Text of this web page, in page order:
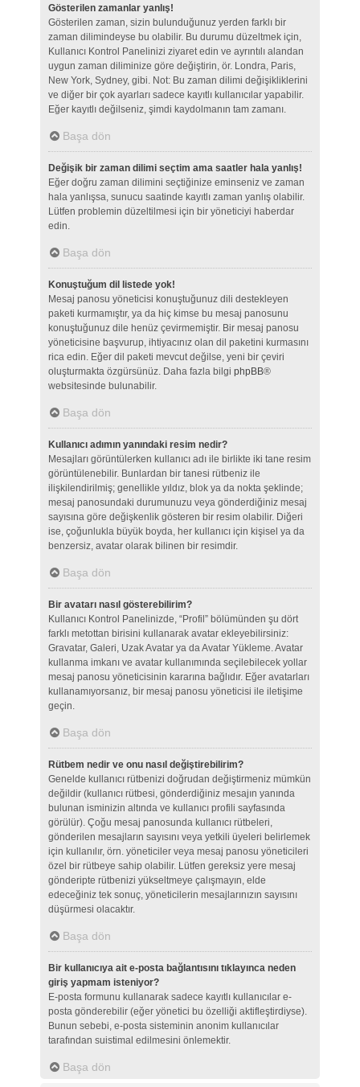
Gösterilen zamanlar yanlış!
Gösterilen zaman, sizin bulunduğunuz yerden farklı bir
zaman dilimindeyse bu olabilir. Bu durumu düzeltmek için,
Kullanıcı Kontrol Panelinizi ziyaret edin ve ayrıntılı alandan
uygun zaman diliminize göre değiştirin, ör. Londra, Paris,
New York, Sydney, gibi. Not: Bu zaman dilimi değişikliklerini
ve diğer bir çok ayarları sadece kayıtlı kullanıcılar yapabilir.
Eğer kayıtlı değilseniz, şimdi kaydolmanın tam zamanı.
Başa dön
Değişik bir zaman dilimi seçtim ama saatler hala yanlış!
Eğer doğru zaman dilimini seçtiğinize eminseniz ve zaman
hala yanlışsa, sunucu saatinde kayıtlı zaman yanlış olabilir.
Lütfen problemin düzeltilmesi için bir yöneticiyi haberdar
edin.
Başa dön
Konuştuğum dil listede yok!
Mesaj panosu yöneticisi konuştuğunuz dili destekleyen
paketi kurmamıştır, ya da hiç kimse bu mesaj panosunu
konuştuğunuz dile henüz çevirmemiştir. Bir mesaj panosu
yöneticisine başvurup, ihtiyacınız olan dil paketini kurmasını
rica edin. Eğer dil paketi mevcut değilse, yeni bir çeviri
oluşturmakta özgürsünüz. Daha fazla bilgi phpBB®
websitesinde bulunabilir.
Başa dön
Kullanıcı adımın yanındaki resim nedir?
Mesajları görüntülerken kullanıcı adı ile birlikte iki tane resim
görüntülenebilir. Bunlardan bir tanesi rütbeniz ile
ilişkilendirilmiş; genellikle yıldız, blok ya da nokta şeklinde;
mesaj panosundaki durumunuzu veya gönderdiğiniz mesaj
sayısına göre değişkenlik gösteren bir resim olabilir. Diğeri
ise, çoğunlukla büyük boyda, her kullanıcı için kişisel ya da
benzersiz, avatar olarak bilinen bir resimdir.
Başa dön
Bir avatarı nasıl gösterebilirim?
Kullanıcı Kontrol Panelinizde, “Profil” bölümünden şu dört
farklı metottan birisini kullanarak avatar ekleyebilirsiniz:
Gravatar, Galeri, Uzak Avatar ya da Avatar Yükleme. Avatar
kullanma imkanı ve avatar kullanımında seçilebilecek yollar
mesaj panosu yöneticisinin kararına bağlıdır. Eğer avatarları
kullanamıyorsanız, bir mesaj panosu yöneticisi ile iletişime
geçin.
Başa dön
Rütbem nedir ve onu nasıl değiştirebilirim?
Genelde kullanıcı rütbenizi doğrudan değiştirmeniz mümkün
değildir (kullanıcı rütbesi, gönderdiğiniz mesajın yanında
bulunan isminizin altında ve kullanıcı profili sayfasında
görülür). Çoğu mesaj panosunda kullanıcı rütbeleri,
gönderilen mesajların sayısını veya yetkili üyeleri belirlemek
için kullanılır, örn. yöneticiler veya mesaj panosu yöneticileri
özel bir rütbeye sahip olabilir. Lütfen gereksiz yere mesaj
gönderipte rütbenizi yükseltmeye çalışmayın, elde
edeceğiniz tek sonuç, yöneticilerin mesajlarınızın sayısını
düşürmesi olacaktır.
Başa dön
Bir kullanıcıya ait e-posta bağlantısını tıklayınca neden
giriş yapmam isteniyor?
E-posta formunu kullanarak sadece kayıtlı kullanıcılar e-
posta gönderebilir (eğer yönetici bu özelliği aktifleştirdiyse).
Bunun sebebi, e-posta sisteminin anonim kullanıcılar
tarafından suistimal edilmesini önlemektir.
Başa dön